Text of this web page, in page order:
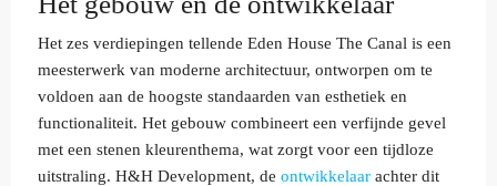
Het zes verdiepingen tellende Eden House The Canal is een
meesterwerk van moderne architectuur, ontworpen om te
voldoen aan de hoogste standaarden van esthetiek en
functionaliteit. Het gebouw combineert een verfijnde gevel
met een stenen kleurenthema, wat zorgt voor een tijdloze
uitstraling. H&H Development, de ontwikkelaar achter dit